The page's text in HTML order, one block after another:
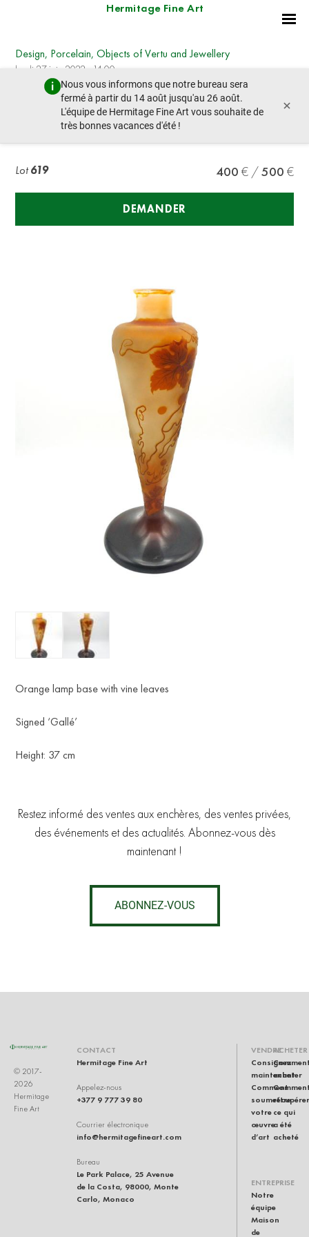
Hermitage Fine Art
Nous vous informons que notre bureau sera
fermé à partir du 14 août jusqu'au 26 août.
L'équipe de Hermitage Fine Art vous souhaite de
très bonnes vacances d'été !
×
Design, Porcelain, Objects of Vertu and Jewellery
lundi 27 juin 2022 - 14:00
lot précédent lot suivant
EMILE GALLE (1846-1904)
Lot619 400 500
DEMANDER
Orange lamp base with vine leaves
Signed ‘Gallé’
Height: 37 cm
Restez informé des ventes aux enchères, des ventes privées,
des événements et des actualités. Abonnez-vous dès
maintenant !
ABONNEZ-VOUS
© 2017-
2026
Hermitage
Fine Art
CONTACT
Hermitage Fine Art
Appelez-nous
+377 9 777 39 80
Courrier électronique
info@hermitagefineart.com
Bureau
Le Park Palace, 25 Avenue
de la Costa, 98000, Monte
Carlo, Monaco
VENDRE
Consignez
maintenant
Comment
soumettre
votre
œuvre
d’art
ACHETER
acheter
récupérer
ce qui
a été
acheté
ENTREPRISE
Notre
équipe
Maison
de